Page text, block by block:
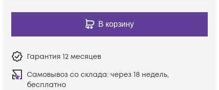
В корзину
Гарантия 12 месяцев
Самовывоз со склада: через 18 недель,
бесплатно